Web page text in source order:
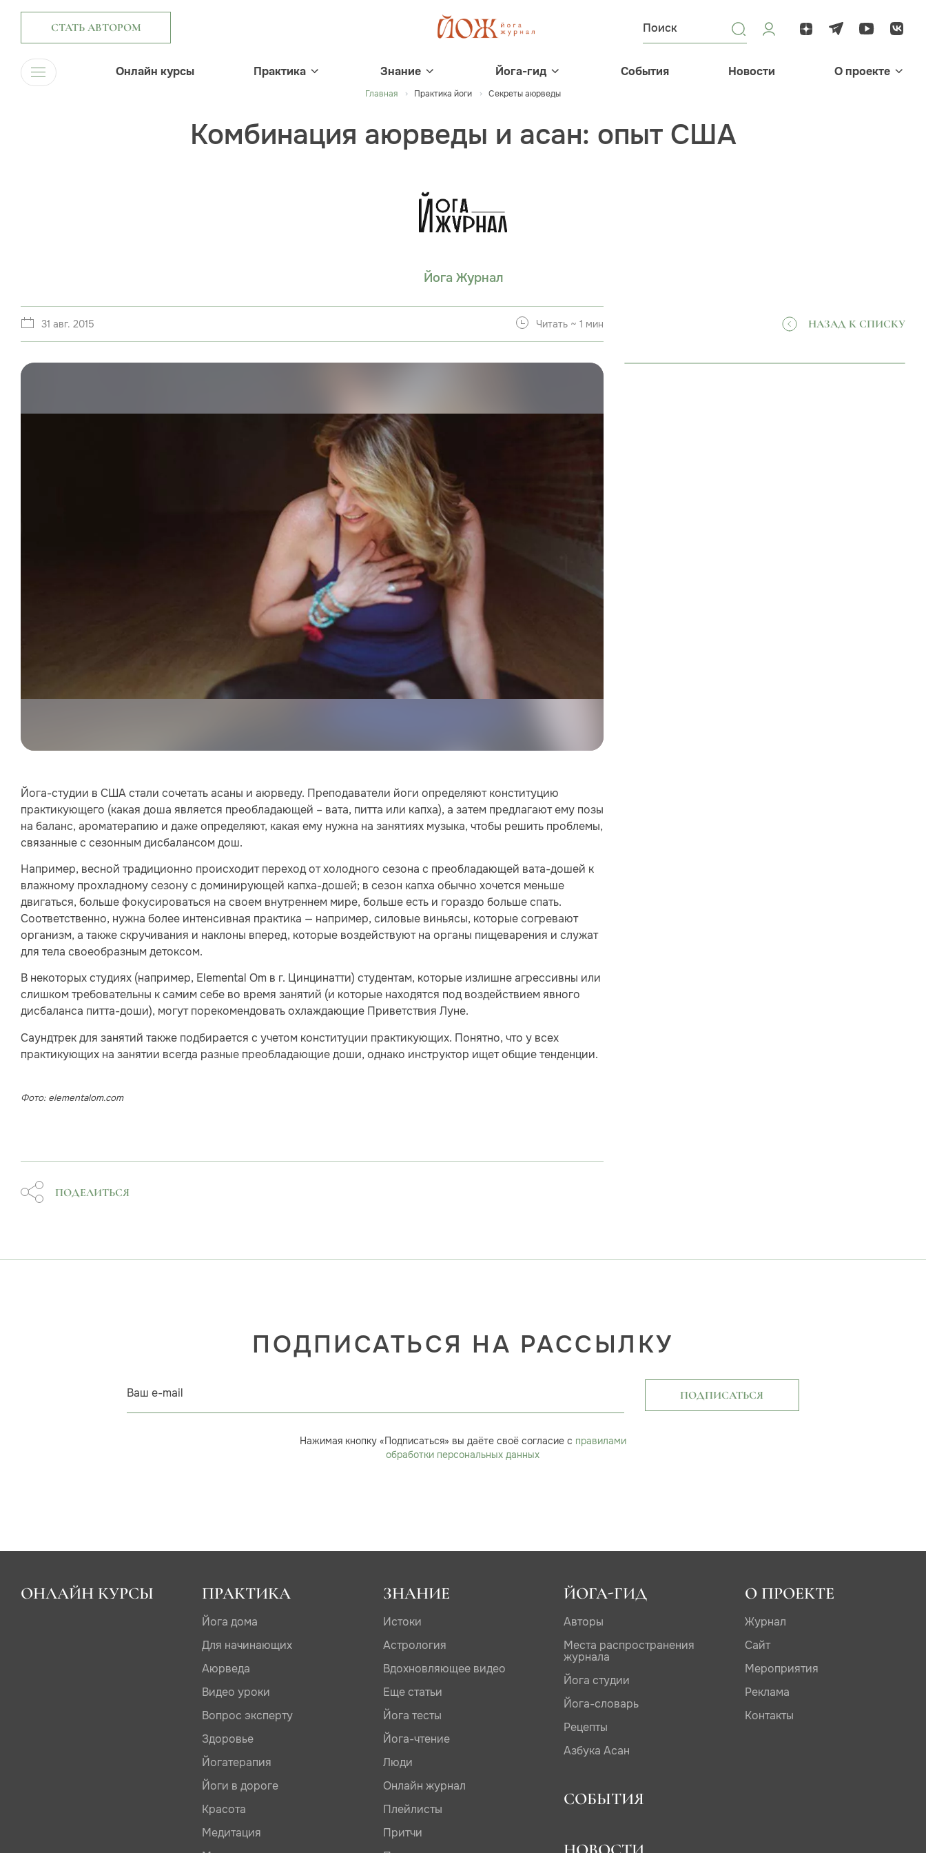
СТАТЬ АВТОРОМ
Онлайн курсы Практика Знание Йога-гид События Новости О проекте
Главная Практика йоги Секреты аюрведы
Комбинация аюрведы и асан: опыт США
Йога Журнал
31 авг. 2015 Читать ~ 1 мин НАЗАД К СПИСКУ
Йога-студии в США стали сочетать асаны и аюрведу. Преподаватели йоги определяют конституцию
практикующего (какая доша является преобладающей – вата, питта или капха), а затем предлагают ему позы
на баланс, ароматерапию и даже определяют, какая ему нужна на занятиях музыка, чтобы решить проблемы,
связанные с сезонным дисбалансом дош.
Например, весной традиционно происходит переход от холодного сезона с преобладающей вата-дошей к
влажному прохладному сезону с доминирующей капха-дошей; в сезон капха обычно хочется меньше
двигаться, больше фокусироваться на своем внутреннем мире, больше есть и гораздо больше спать.
Соответственно, нужна более интенсивная практика — например, силовые виньясы, которые согревают
организм, а также скручивания и наклоны вперед, которые воздействуют на органы пищеварения и служат
для тела своеобразным детоксом.
В некоторых студиях (например, Elemental Om в г. Цинцинатти) студентам, которые излишне агрессивны или
слишком требовательны к самим себе во время занятий (и которые находятся под воздействием явного
дисбаланса питта-доши), могут порекомендовать охлаждающие Приветствия Луне.
Саундтрек для занятий также подбирается с учетом конституции практикующих. Понятно, что у всех
практикующих на занятии всегда разные преобладающие доши, однако инструктор ищет общие тенденции.
Фото: elementalom.com
ПОДЕЛИТЬСЯ
ПОДПИСАТЬСЯ НА РАССЫЛКУ
Ваш e-mail ПОДПИСАТЬСЯ
Нажимая кнопку «Подписаться» вы даёте своё согласие с правилами
обработки персональных данных
ОНЛАЙН КУРСЫ ПРАКТИКА
Йога дома
Для начинающих
Аюрведа
Видео уроки
Вопрос эксперту
Здоровье
Йогатерапия
Йоги в дороге
Красота
Медитация
ЗНАНИЕ
Истоки
Астрология
Вдохновляющее видео
Еще статьи
Йога тесты
Йога-чтение
Люди
Онлайн журнал
Плейлисты
Притчи
ЙОГА-ГИД
Авторы
Места распространения
журнала
Йога студии
Йога-словарь
Рецепты
Азбука Асан
СОБЫТИЯ
О ПРОЕКТЕ
Журнал
Сайт
Мероприятия
Реклама
Контакты